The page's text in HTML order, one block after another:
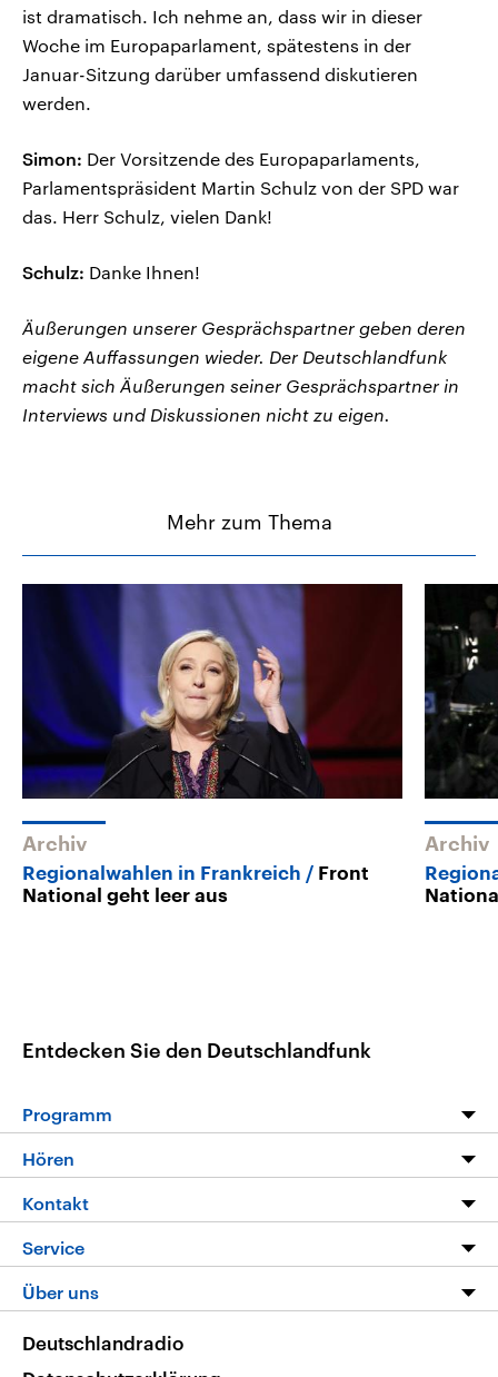
ist dramatisch. Ich nehme an, dass wir in dieser
Woche im Europaparlament, spätestens in der
Januar-Sitzung darüber umfassend diskutieren
werden.
Simon: Der Vorsitzende des Europaparlaments,
Parlamentspräsident Martin Schulz von der SPD war
das. Herr Schulz, vielen Dank!
Schulz: Danke Ihnen!
Äußerungen unserer Gesprächspartner geben deren
eigene Auffassungen wieder. Der Deutschlandfunk
macht sich Äußerungen seiner Gesprächspartner in
Interviews und Diskussionen nicht zu eigen.
Mehr zum Thema
Archiv
Regionalwahlen in Frankreich
Front
National geht leer aus
Archiv
Entdecken Sie den Deutschlandfunk
Programm
Programm
Die Nachrichten
Nachrichtenleicht
Neue Beiträge auf dlf.de
Hören
Livestream
Podcasts
Deutschlandfunk App
Nachrichten App
Kontakt
Hörerservice
Service
FAQ
Veranstaltungen
Über uns
Deutschlandradio